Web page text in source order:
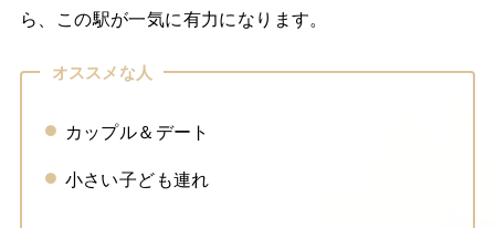
ら、この駅が一気に有力になります。
オススメな人
カップル＆デート
小さい子ども連れ